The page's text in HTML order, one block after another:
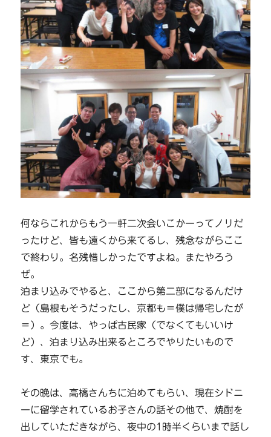
何ならこれからもう一軒二次会いこかーってノリだ
ったけど、皆も遠くから来てるし、残念ながらここ
で終わり。名残惜しかったですよね。またやろう
ぜ。
泊まり込みでやると、ここから第二部になるんだけ
ど（島根もそうだったし、京都も＝僕は帰宅したが
＝）。今度は、やっぱ古民家（でなくてもいいけ
ど）、泊まり込み出来るところでやりたいもので
す、東京でも。
その晩は、高橋さんちに泊めてもらい、現在シドニ
ーに留学されているお子さんの話その他で、焼酎を
出していただきながら、夜中の1時半くらいまで話し